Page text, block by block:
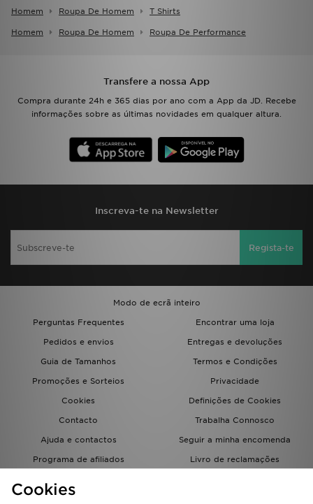
Homem Roupa De Homem T Shirts
Homem Roupa De Homem Roupa De Performance
Transfere a nossa App
Compra durante 24h e 365 dias por ano com a App da JD. Recebe
informações sobre as últimas novidades em qualquer altura.
Inscreva-te na Newsletter
Regista-te
Modo de ecrã inteiro
Perguntas Frequentes
Encontrar uma loja
Pedidos e envios
Entregas e devoluções
Guia de Tamanhos
Termos e Condições
Promoções e Sorteios
Privacidade
Cookies
Definições de Cookies
Contacto
Trabalha Connosco
Ajuda e contactos
Seguir a minha encomenda
Programa de afiliados
Livro de reclamações
Cookies